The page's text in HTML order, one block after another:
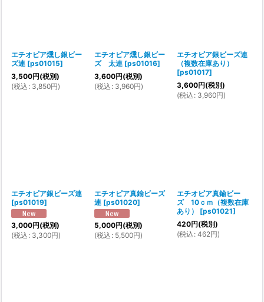
エチオピア燻し銀ビー
ズ連 [ps01015]
3,500円(税別)
(税込 : 3,850円)
エチオピア燻し銀ビー
ズ 太連 [ps01016]
3,600円(税別)
(税込 : 3,960円)
エチオピア銀ビーズ連
（複数在庫あり）
[ps01017]
3,600円(税別)
(税込 : 3,960円)
エチオピア銀ビーズ連
[ps01019]
3,000円(税別)
(税込 : 3,300円)
エチオピア真鍮ビーズ
連 [ps01020]
5,000円(税別)
(税込 : 5,500円)
エチオピア真鍮ビー
ズ 10ｃｍ（複数在庫
あり）
[ps01021]
420円(税別)
(税込 : 462円)